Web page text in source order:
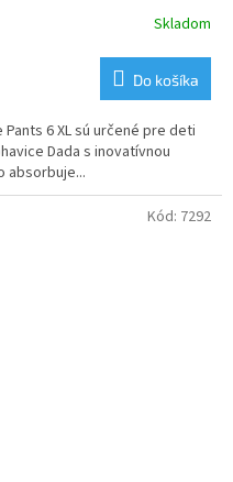
Skladom
Do košíka
6 XL sú určené pre deti
Dada s inovatívnou
absorbuje...
Kód: 7292